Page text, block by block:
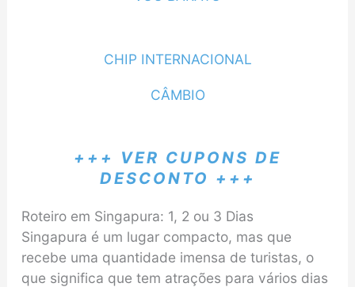
CHIP INTERNACIONAL
CÂMBIO
+++ VER CUPONS DE
DESCONTO +++
Roteiro em Singapura: 1, 2 ou 3 Dias
Singapura é um lugar compacto, mas que
recebe uma quantidade imensa de turistas, o
que significa que tem atrações para vários dias